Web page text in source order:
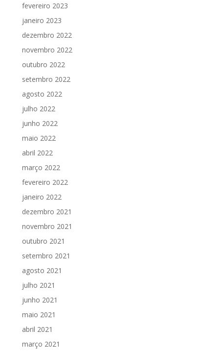
fevereiro 2023
janeiro 2023
dezembro 2022
novembro 2022
outubro 2022
setembro 2022
agosto 2022
julho 2022
junho 2022
maio 2022
abril 2022
março 2022
fevereiro 2022
janeiro 2022
dezembro 2021
novembro 2021
outubro 2021
setembro 2021
agosto 2021
julho 2021
junho 2021
maio 2021
abril 2021
março 2021